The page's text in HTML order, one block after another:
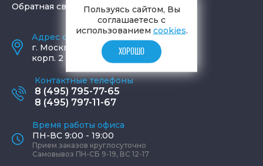
Обратная связь
Адрес салона и склада
г. Москва
ул. Шаболовка, д. 23,
корп. 2
Контактные телефоны
8 (495) 795-77-65
8 (495) 797-11-67
Время работы офиса
ПН-ВС 9:00 - 19:00
Прием заказов круглосуточно
Самовывоз ПН-СБ 9-19, ВС 12-17
Пользуясь сайтом, Вы
соглашаетесь с
использованием cookies.
ХОРОШО